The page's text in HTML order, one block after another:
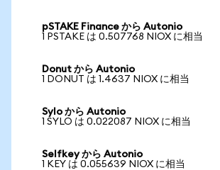
pSTAKE Finance から Autonio
1 PSTAKE は 0.507768 NIOX に相当
Donut から Autonio
1 DONUT は 1.4637 NIOX に相当
Sylo から Autonio
1 SYLO は 0.022087 NIOX に相当
Selfkey から Autonio
1 KEY は 0.055639 NIOX に相当